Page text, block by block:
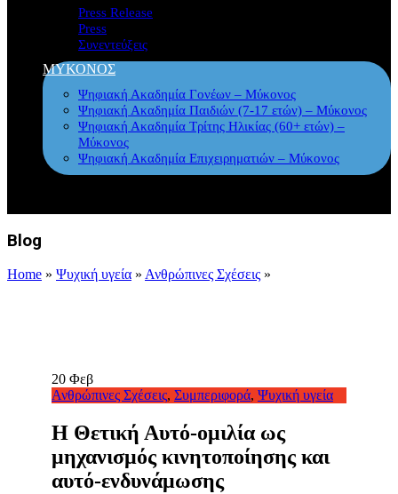
Press Release
Press
Συνεντεύξεις
ΜΥΚΟΝΟΣ
Ψηφιακή Ακαδημία Γονέων – Μύκονος
Ψηφιακή Ακαδημία Παιδιών (7-17 ετών) – Μύκονος
Ψηφιακή Ακαδημία Τρίτης Ηλικίας (60+ ετών) –
Μύκονος
Ψηφιακή Ακαδημία Επιχειρηματιών – Μύκονος
Blog
Home » Ψυχική υγεία » Ανθρώπινες Σχέσεις »
20 Φεβ
Ανθρώπινες Σχέσεις, Συμπεριφορά, Ψυχική υγεία
Η Θετική Αυτό-ομιλία ως
μηχανισμός κινητοποίησης και
αυτό-ενδυνάμωσης